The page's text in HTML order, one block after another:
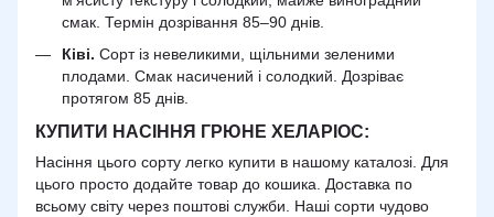
смак. Термін дозрівання 85–90 днів.
Ківі. Сорт із невеликими, щільними зеленими
плодами. Смак насичений і солодкий. Дозріває
протягом 85 днів.
КУПИТИ НАСІННЯ ГРЮНЕ ХЕЛАРІОС:
Насіння цього сорту легко купити в нашому каталозі. Для
цього просто додайте товар до кошика. Доставка по
всьому світу через поштові служби. Наші сорти чудово